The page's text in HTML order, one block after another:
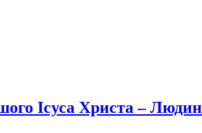
Ісуса Христа –